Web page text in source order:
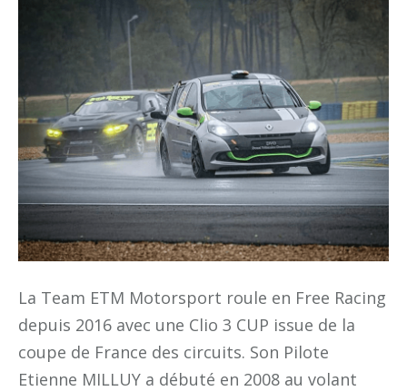
La Team ETM Motorsport roule en Free Racing
depuis 2016 avec une Clio 3 CUP issue de la
coupe de France des circuits. Son Pilote
Etienne MILLUY a débuté en 2008 au volant